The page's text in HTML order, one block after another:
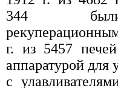
344 были
г. из 5457
аппаратурой для
с